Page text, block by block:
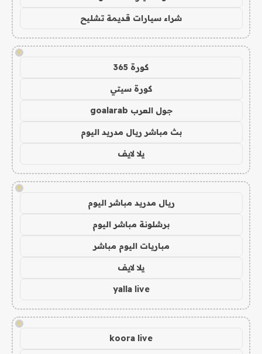
شراء سيارات قديمة تشليح
!
كورة 365
كورة سيتي
جول العرب goalarab
بث مباشر ريال مدريد اليوم
يلا لايف
!
ريال مدريد مباشر اليوم
برشلونة مباشر اليوم
مباريات اليوم مباشر
يلا لايف
yalla live
!
koora live